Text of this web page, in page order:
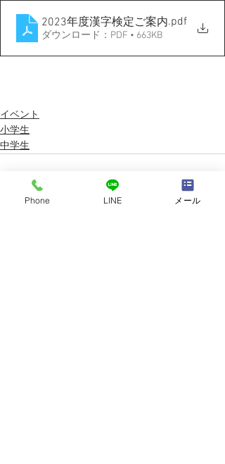
2023年度漢字検定ご案内.pdf
ダウンロード：PDF • 663KB
イベント
小学生
中学生
Phone LINE メール